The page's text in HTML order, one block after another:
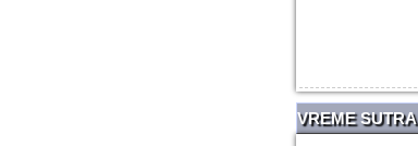
VREME SUTRA